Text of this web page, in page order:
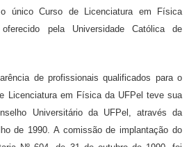
único Curso de Licenciatura em Física
pela Universidade Católica de
de profissionais qualificados para o
Licenciatura em Física da UFPel teve sua
Universitário da UFPel, através da
de 1990. A comissão de implantação do